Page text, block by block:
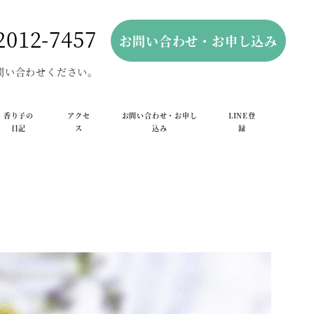
7457 お問い合わせ・お申し込み
合わせください。
香り子の
日記
アクセ
ス
お問い合わせ・お申し
込み
LINE登
録